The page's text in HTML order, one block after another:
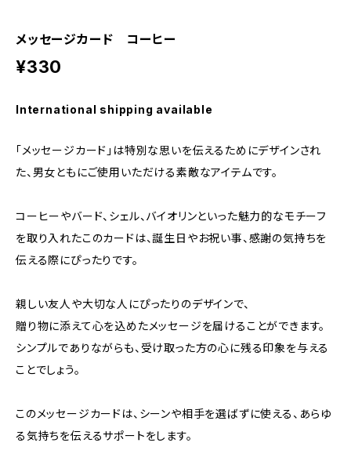
メッセージカード コーヒー
¥330
International shipping available
「メッセージカード」は特別な思いを伝えるためにデザインされ
た、男女ともにご使用いただける素敵なアイテムです。
コーヒーやバード、シェル、バイオリンといった魅力的なモチーフ
を取り入れたこのカードは、誕生日やお祝い事、感謝の気持ちを
伝える際にぴったりです。
親しい友人や大切な人にぴったりのデザインで、
贈り物に添えて心を込めたメッセージを届けることができます。
シンプルでありながらも、受け取った方の心に残る印象を与える
ことでしょう。
このメッセージカードは、シーンや相手を選ばずに使える、あらゆ
る気持ちを伝えるサポートをします。